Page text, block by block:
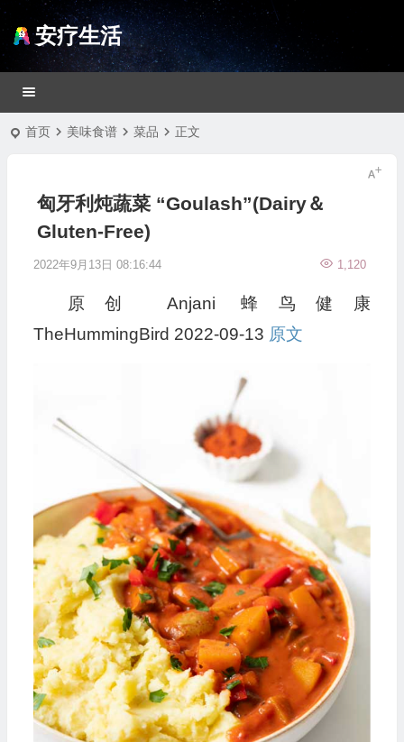
安疗生活
首页 美味食谱 菜品 正文
匈牙利炖蔬菜 “Goulash”(Dairy＆
Gluten-Free)
2022年9月13日 08:16:44 1,120
原创 Anjani
蜂鸟健康
TheHummingBird 2022-09-13 原文